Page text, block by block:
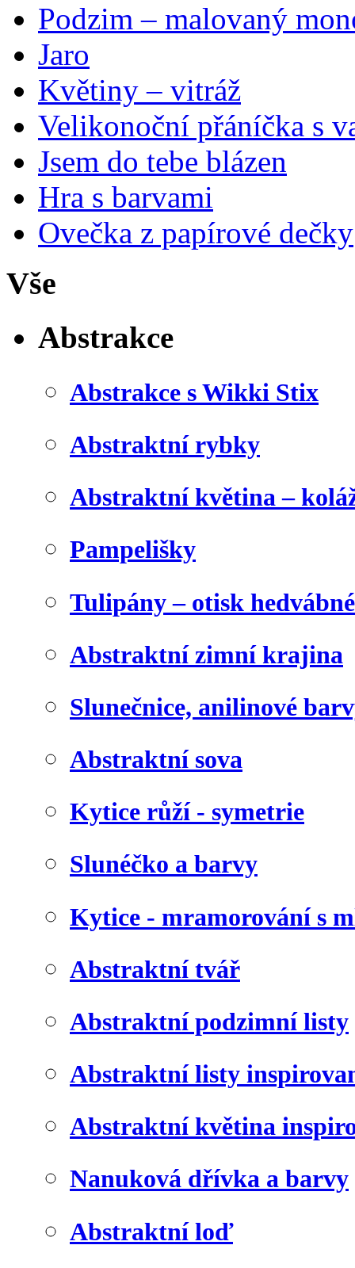
Podzim – malovaný
Jaro
Květiny – vitráž
Velikonoční přáníčka s
Jsem do tebe blázen
Hra s barvami
Ovečka z papírové dečky
Vše
Abstrakce
Abstrakce s Wikki Stix
Abstraktní rybky
Abstraktní květina –
Pampelišky
Tulipány – otisk
Abstraktní zimní krajina
Slunečnice, anilinové
Abstraktní sova
Kytice růží - symetrie
Slunéčko a barvy
Kytice - mramorování s
Abstraktní tvář
Abstraktní podzimní listy
Abstraktní listy
Abstraktní květina
Nanuková dřívka a barvy
Abstraktní loď